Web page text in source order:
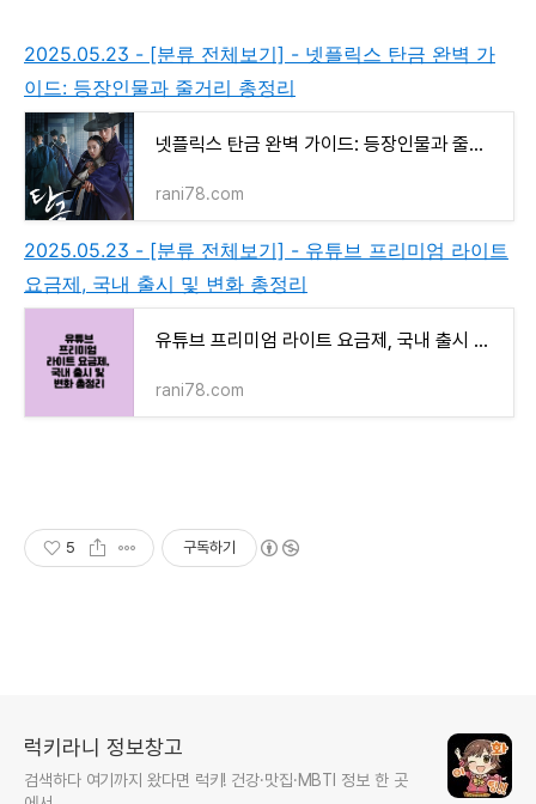
2025.05.23 - [분류 전체보기] - 넷플릭스 탄금 완벽 가
이드: 등장인물과 줄거리 총정리
넷플릭스 탄금 완벽 가이드: 등장인물과 줄거리 총정리
rani78.com
2025.05.23 - [분류 전체보기] - 유튜브 프리미엄 라이트
요금제, 국내 출시 및 변화 총정리
유튜브 프리미엄 라이트 요금제, 국내 출시 및 변화 총정리
rani78.com
5 구독하기
럭키라니 정보창고
검색하다 여기까지 왔다면 럭키! 건강·맛집·MBTI 정보 한 곳